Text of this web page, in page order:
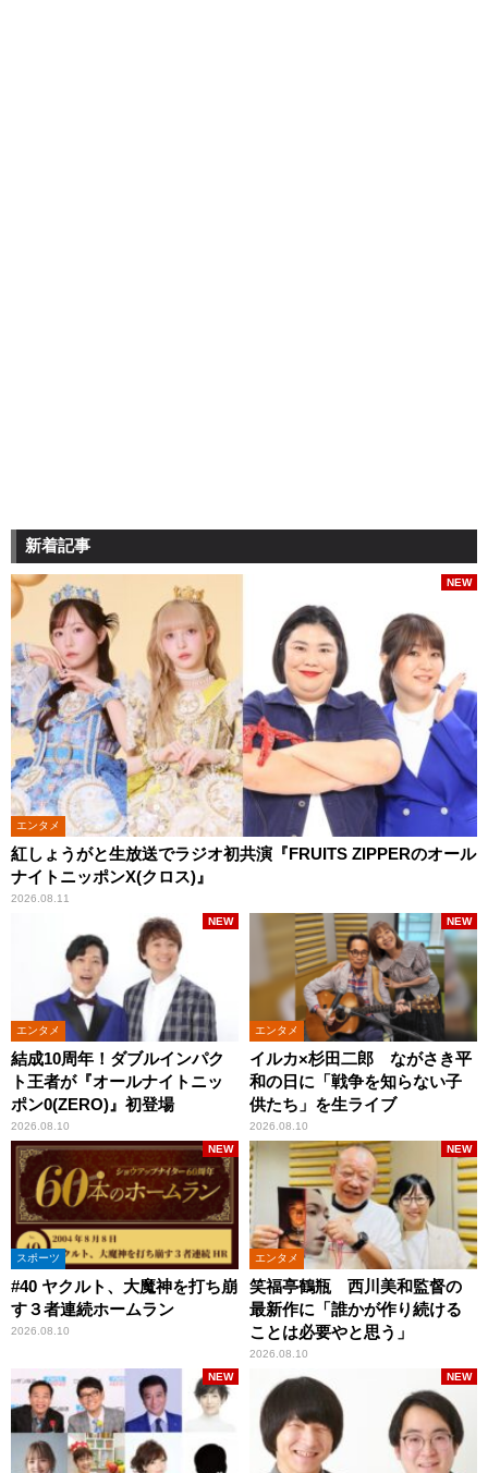
新着記事
エンタメ
紅しょうがと生放送でラジオ初共演『FRUITS ZIPPERのオール
ナイトニッポンX(クロス)』
2026.08.11
NEW
エンタメ
結成10周年！ダブルインパク
ト王者が『オールナイトニッ
ポン0(ZERO)』初登場
2026.08.10
NEW
エンタメ
イルカ×杉田二郎 ながさき平
和の日に「戦争を知らない子
供たち」を生ライブ
2026.08.10
NEW
スポーツ
#40 ヤクルト、大魔神を打ち崩
す３者連続ホームラン
2026.08.10
NEW
エンタメ
笑福亭鶴瓶 西川美和監督の
最新作に「誰かが作り続ける
ことは必要やと思う」
2026.08.10
NEW
NEW NEW